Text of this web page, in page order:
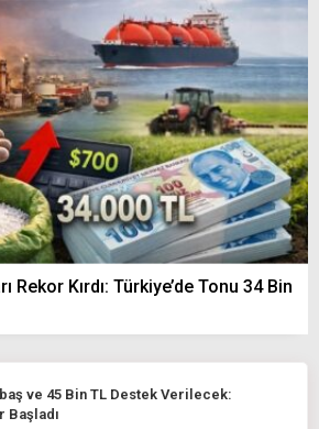
Rekor Kırdı: Türkiye’de Tonu 34 Bin
ve 45 Bin TL Destek Verilecek:
Başladı